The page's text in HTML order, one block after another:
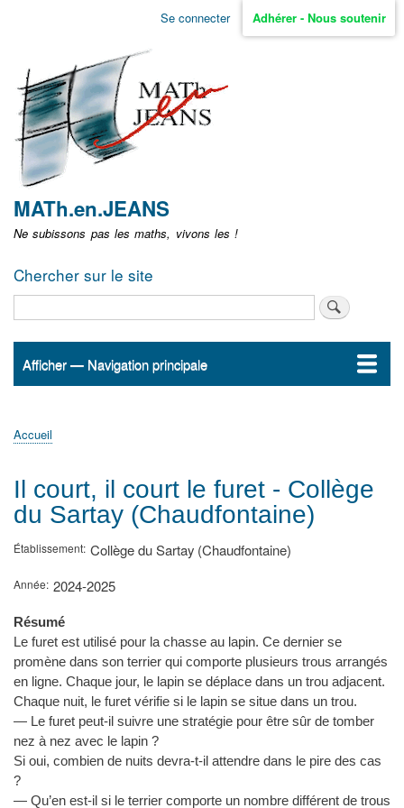
Aller
non
identifié
Se connecter Adhérer - Nous soutenir
MATh.en.JEANS
Ne subissons pas les maths, vivons les !
Chercher sur le site
Navigation
Afficher — Navigation principale
Accueil
ActualitésMATh.en.JEANS ?
Régions et Ateliers
Créer, gérer un atelier
Sujets/Publications
Congrès
d'Ariane
Accueil
Il court, il court le furet - Collège
du Sartay (Chaudfontaine)
Établissement Collège du Sartay (Chaudfontaine)
Année 2024-2025
Résumé
Le furet est utilisé pour la chasse au lapin. Ce dernier se
promène dans son terrier qui comporte plusieurs trous arrangés
en ligne. Chaque jour, le lapin se déplace dans un trou adjacent.
Chaque nuit, le furet vérifie si le lapin se situe dans un trou.
— Le furet peut-il suivre une stratégie pour être sûr de tomber
nez à nez avec le lapin ?
Si oui, combien de nuits devra-t-il attendre dans le pire des cas
?
— Qu’en est-il si le terrier comporte un nombre différent de trous